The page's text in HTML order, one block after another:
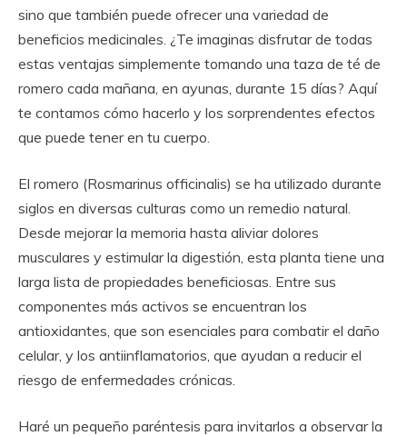
sino que también puede ofrecer una variedad de
beneficios medicinales. ¿Te imaginas disfrutar de todas
estas ventajas simplemente tomando una taza de té de
romero cada mañana, en ayunas, durante 15 días? Aquí
te contamos cómo hacerlo y los sorprendentes efectos
que puede tener en tu cuerpo.
El romero (Rosmarinus officinalis) se ha utilizado durante
siglos en diversas culturas como un remedio natural.
Desde mejorar la memoria hasta aliviar dolores
musculares y estimular la digestión, esta planta tiene una
larga lista de propiedades beneficiosas. Entre sus
componentes más activos se encuentran los
antioxidantes, que son esenciales para combatir el daño
celular, y los antiinflamatorios, que ayudan a reducir el
riesgo de enfermedades crónicas.
Haré un pequeño paréntesis para invitarlos a observar la